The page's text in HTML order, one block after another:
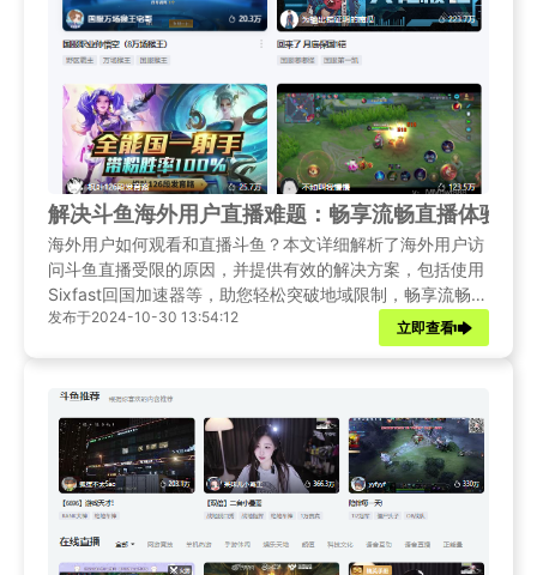
解决斗鱼海外用户直播难题：畅享流畅直播体验
海外用户如何观看和直播斗鱼？本文详细解析了海外用户访
问斗鱼直播受限的原因，并提供有效的解决方案，包括使用
Sixfast回国加速器等，助您轻松突破地域限制，畅享流畅直
播体验。
发布于2024-10-30 13:54:12
立即查看